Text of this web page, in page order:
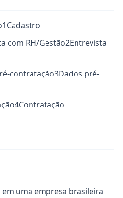
1Cadastro
com RH/Gestão2Entrevista
contratação3Dados pré-
4Contratação
uma empresa brasileira